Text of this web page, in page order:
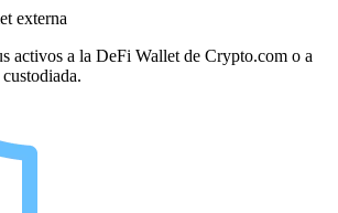
externa
activos a la DeFi Wallet de Crypto.com o a